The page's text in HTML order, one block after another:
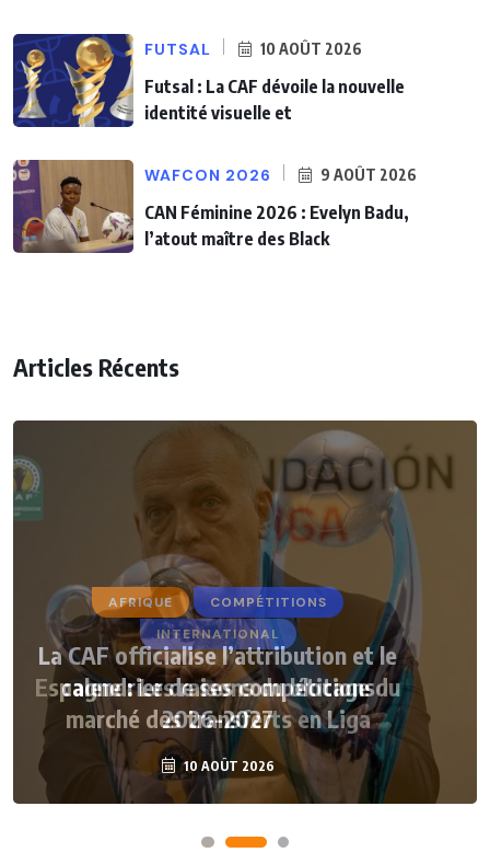
FUTSAL 10 AOÛT 2026
Futsal : La CAF dévoile la nouvelle
identité visuelle et
WAFCON 2026 9 AOÛT 2026
CAN Féminine 2026 : Evelyn Badu,
l’atout maître des Black
Articles Récents
AFRIQUE COMPÉTITIONS
La CAF officialise l’attribution et le
calendrier de ses compétitions
2026-2027
10 AOÛT 2026